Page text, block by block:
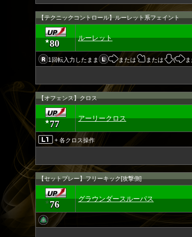
【テクニックコントロール】ルーレット系フェイント
★80 ルーレット
1回転入力したまま または または (
【オフェンス】クロス
★77 アーリークロス
+ 各クロス操作
【セットプレー】フリーキック[攻撃側]
★76 グラウンダースルーパス